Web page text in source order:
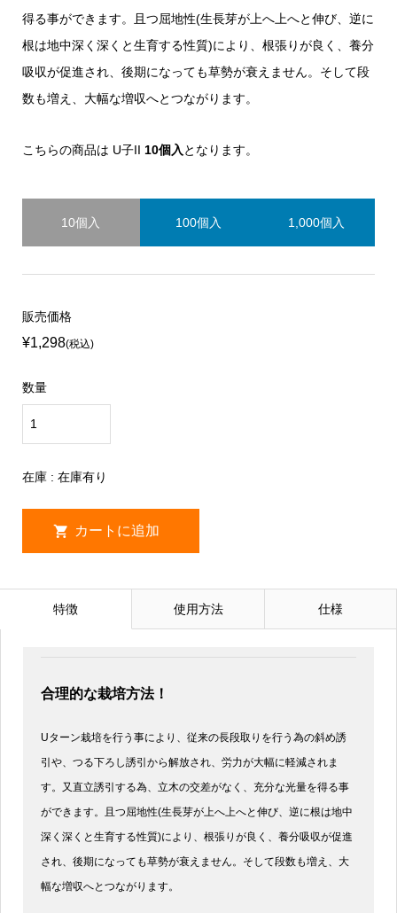
得る事ができます。且つ屈地性(生長芽が上へ上へと伸び、逆に
根は地中深く深くと生育する性質)により、根張りが良く、養分
吸収が促進され、後期になっても草勢が衰えません。そして段
数も増え、大幅な増収へとつながります。
こちらの商品は U子II 10個入 となります。
10個入 100個入 1,000個入
販売価格
¥1,298(税込)
数量
在庫 : 在庫有り
特徴 使用方法 仕様
合理的な栽培方法！
Uターン栽培を行う事により、従来の長段取りを行う為の斜め誘
引や、つる下ろし誘引から解放され、労力が大幅に軽減されま
す。又直立誘引する為、立木の交差がなく、充分な光量を得る事
ができます。且つ屈地性(生長芽が上へ上へと伸び、逆に根は地中
深く深くと生育する性質)により、根張りが良く、養分吸収が促進
され、後期になっても草勢が衰えません。そして段数も増え、大
幅な増収へとつながります。